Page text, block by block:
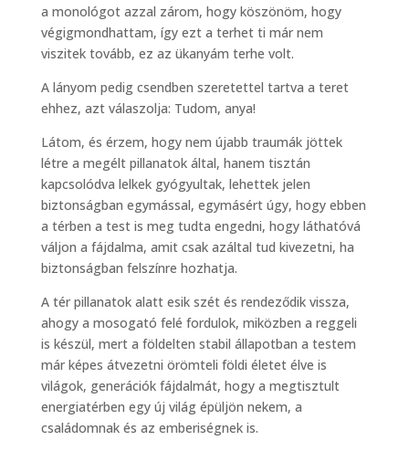
a monológot azzal zárom, hogy köszönöm, hogy
végigmondhattam, így ezt a terhet ti már nem
viszitek tovább, ez az ükanyám terhe volt.
A lányom pedig csendben szeretettel tartva a teret
ehhez, azt válaszolja: Tudom, anya!
Látom, és érzem, hogy nem újabb traumák jöttek
létre a megélt pillanatok által, hanem tisztán
kapcsolódva lelkek gyógyultak, lehettek jelen
biztonságban egymással, egymásért úgy, hogy ebben
a térben a test is meg tudta engedni, hogy láthatóvá
váljon a fájdalma, amit csak azáltal tud kivezetni, ha
biztonságban felszínre hozhatja.
A tér pillanatok alatt esik szét és rendeződik vissza,
ahogy a mosogató felé fordulok, miközben a reggeli
is készül, mert a földelten stabil állapotban a testem
már képes átvezetni örömteli földi életet élve is
világok, generációk fájdalmát, hogy a megtisztult
energiatérben egy új világ épüljön nekem, a
családomnak és az emberiségnek is.